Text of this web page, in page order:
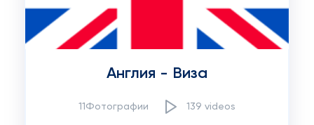
Англия - Виза
11Фотографии 139 videos